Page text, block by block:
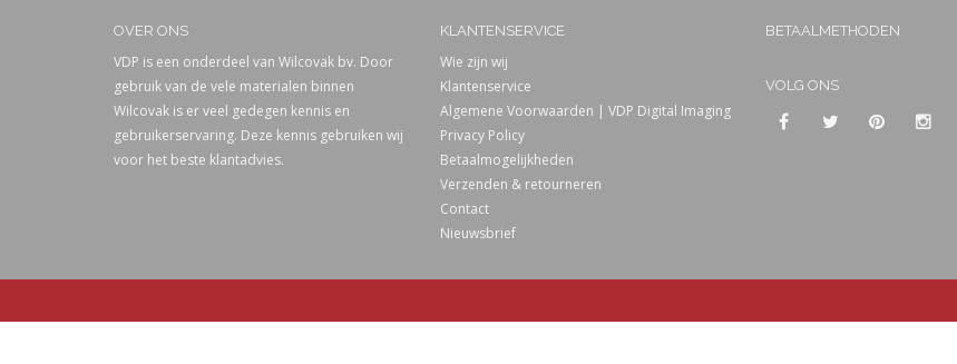
OVER ONS
VDP is een onderdeel van Wilcovak bv. Door
gebruik van de vele materialen binnen
Wilcovak is er veel gedegen kennis en
gebruikerservaring. Deze kennis gebruiken wij
voor het beste klantadvies.
KLANTENSERVICE
Wie zijn wij
Klantenservice
Algemene Voorwaarden | VDP Digital Imaging
Privacy Policy
Betaalmogelijkheden
Verzenden & retourneren
Contact
Nieuwsbrief
BETAALMETHODEN
VOLG ONS